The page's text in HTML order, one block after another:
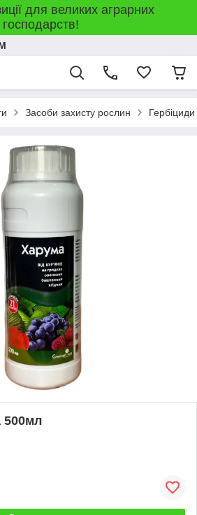
для великих аграрних
господарств!
Засоби захисту рослин Гербіциди
500мл